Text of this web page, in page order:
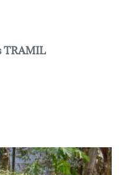
TRAMIL